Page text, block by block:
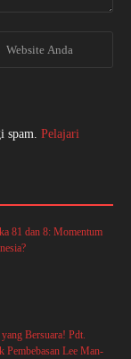
spam. Pelajari
81 dan 8: Momentum
Bersuara! Pdt.
Pembebasan Lee Man-